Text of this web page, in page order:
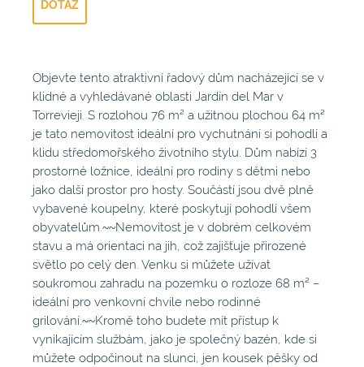
DOTAZ
Objevte tento atraktivní řadový dům nacházející se v
klidné a vyhledávané oblasti Jardín del Mar v
Torrevieji. S rozlohou 76 m² a užitnou plochou 64 m²
je tato nemovitost ideální pro vychutnání si pohodlí a
klidu středomořského životního stylu. Dům nabízí 3
prostorné ložnice, ideální pro rodiny s dětmi nebo
jako další prostor pro hosty. Součástí jsou dvě plně
vybavené koupelny, které poskytují pohodlí všem
obyvatelům.~~Nemovitost je v dobrém celkovém
stavu a má orientaci na jih, což zajišťuje přirozené
světlo po celý den. Venku si můžete užívat
soukromou zahradu na pozemku o rozloze 68 m² –
ideální pro venkovní chvíle nebo rodinné
grilování.~~Kromě toho budete mít přístup k
vynikajícím službám, jako je společný bazén, kde si
můžete odpočinout na slunci, jen kousek pěšky od